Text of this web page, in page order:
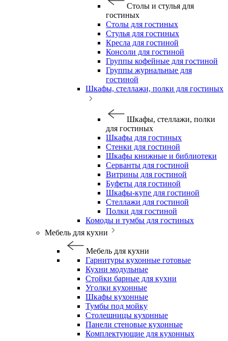
Столы и стулья для
гостиных
Столы для гостиных
Стулья для гостиных
Кресла для гостиной
Консоли для гостиной
Группы кофейные для гостиной
Группы журнальные для
гостиной
Шкафы, стеллажи, полки для гостиных
Шкафы, стеллажи, полки
для гостиных
Шкафы для гостиных
Стенки для гостиной
Шкафы книжные и библиотеки
Серванты для гостиной
Витрины для гостиной
Буфеты для гостиной
Шкафы-купе для гостиной
Стеллажи для гостиной
Полки для гостиной
Комоды и тумбы для гостиных
Мебель для кухни
Мебель для кухни
Гарнитуры кухонные готовые
Кухни модульные
Стойки барные для кухни
Уголки кухонные
Шкафы кухонные
Тумбы под мойку
Столешницы кухонные
Панели стеновые кухонные
Комплектующие для кухонных